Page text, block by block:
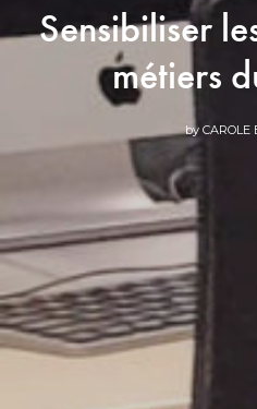
Sensibiliser
métiers
by CAROLE